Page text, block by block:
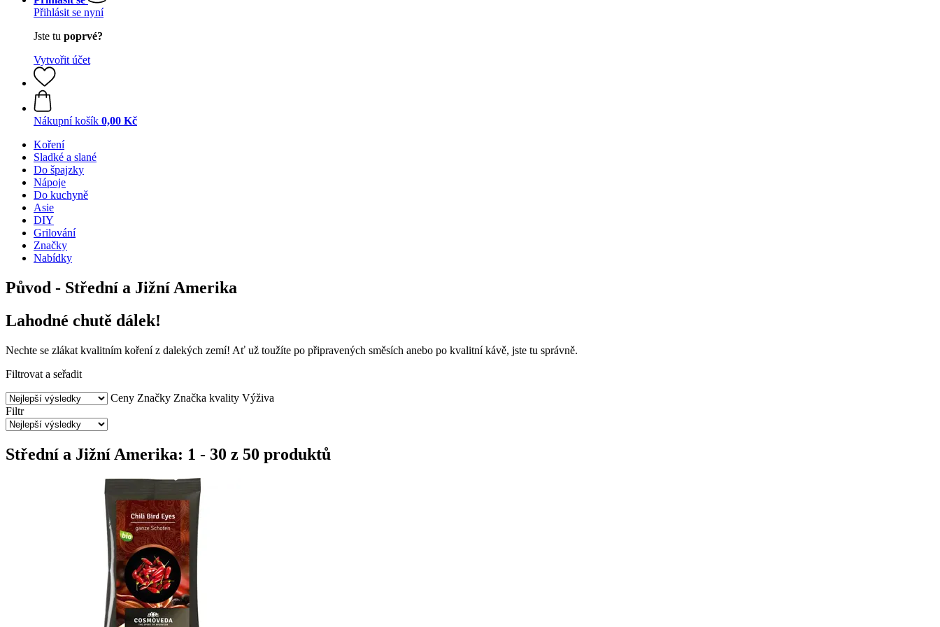
Přihlásit se nyní
Jste tu poprvé?
Vytvořit účet
Nákupní košík 0,00 Kč
Koření
Sladké a slané
Do špajzky
Nápoje
Do kuchyně
Asie
DIY
Grilování
Značky
Nabídky
Původ - Střední a Jižní Amerika
Lahodné chutě dálek!
Nechte se zlákat kvalitním koření z dalekých zemí! Ať už toužíte po připravených směsích anebo po kvalitní kávě, jste tu správně.
Filtrovat a seřadit
Ceny Značky Značka kvality Výživa
Filtr
Střední a Jižní Amerika: 1 - 30 z 50 produktů